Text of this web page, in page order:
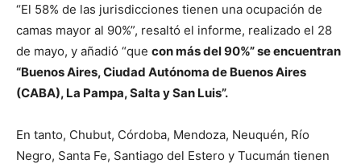
“El 58% de las jurisdicciones tienen una ocupación de
camas mayor al 90%”, resaltó el informe, realizado el 28
de mayo, y añadió “que con más del 90%” se encuentran
“Buenos Aires, Ciudad Autónoma de Buenos Aires
(CABA), La Pampa, Salta y San Luis”.
En tanto, Chubut, Córdoba, Mendoza, Neuquén, Río
Negro, Santa Fe, Santiago del Estero y Tucumán tienen